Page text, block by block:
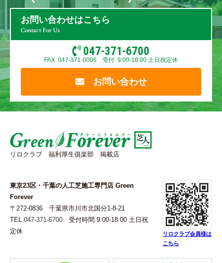
お問い合わせはこちら
Contact For Us
047-371-6700
FAX. 047-371-0006 受付. 9:00-18:00 土日祝定休
お問い合わせ
リロクラブ 福利厚生俱楽部 掲載店
東京23区・千葉の人工芝施工専門店 Green
Forever
〒272-0836 千葉県市川市北国分1-8-21
TEL. 047-371-6700 受付時間.9:00-18:00 土日祝
定休
リロクラブ会員様は
こちら